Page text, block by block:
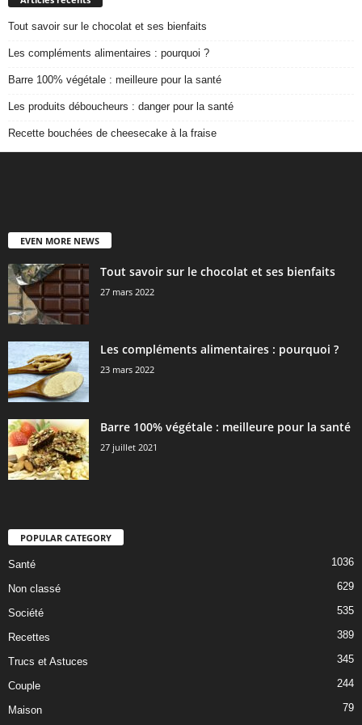
Tout savoir sur le chocolat et ses bienfaits
Les compléments alimentaires : pourquoi ?
Barre 100% végétale : meilleure pour la santé
Les produits déboucheurs : danger pour la santé
Recette bouchées de cheesecake à la fraise
EVEN MORE NEWS
Tout savoir sur le chocolat et ses bienfaits
27 mars 2022
Les compléments alimentaires : pourquoi ?
23 mars 2022
Barre 100% végétale : meilleure pour la santé
27 juillet 2021
POPULAR CATEGORY
Santé 1036
Non classé 629
Société 535
Recettes 389
Trucs et Astuces 345
Couple 244
Maison 79